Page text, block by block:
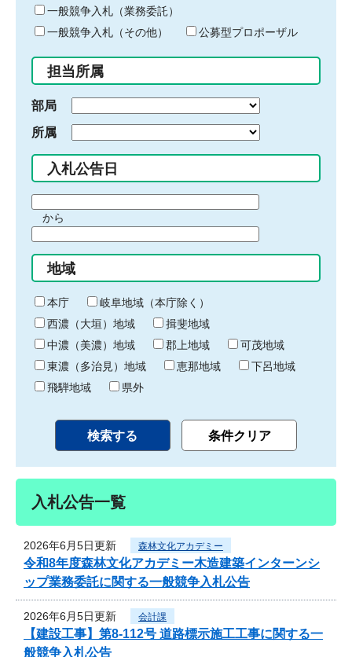
ー
ド
入
力
一般競争入札（業務委託）
一般競争入札（その他）
公募型プロポーザル
担当所属
部局
所属
入札公告日
間
始
り
から
間
終
わ
り
地域
本庁
岐阜地域（本庁除く）
西濃（大垣）地域
揖斐地域
中濃（美濃）地域
郡上地域
可茂地域
東濃（多治見）地域
恵那地域
下呂地域
飛騨地域
県外
入札公告一覧
2026年6月5日更新 森林文化アカデミー
令和8年度森林文化アカデミー木造建築インターンシ
ップ業務委託に関する一般競争入札公告
2026年6月5日更新 会計課
【建設工事】第8-112号 道路標示施工工事に関する一
般競争入札公告